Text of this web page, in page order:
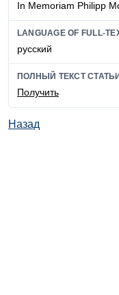
In Memoriam Philipp
LANGUAGE OF FULL-
русский
ПОЛНЫЙ ТЕКСТ СТАТЬИ
Получить
Назад